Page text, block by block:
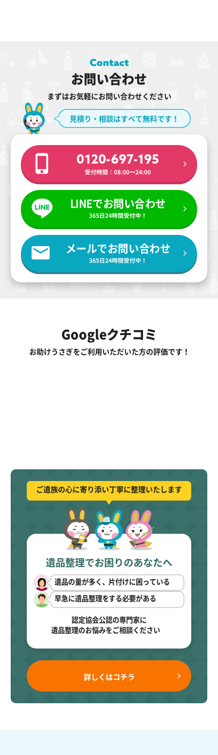
お問い合わせ
まずはお気軽にお問い合わせください
見積り・相談はすべて無料です！
0120-697-195
受付時間：08:00〜24:00
LINEでお問い合わせ
365日24時間受付中！
メールでお問い合わせ
365日24時間受付中！
Googleクチコミ
お助けうさぎをご利用いただいた方の評価です！
ご遺族の心に寄り添い丁寧に整理いたします
遺品整理でお困りのあなたへ
遺品の量が多く、片付けに困っている
早急に遺品整理をする必要がある
認定協会公認の専門家に
遺品整理のお悩みをご相談ください
詳しくはコチラ